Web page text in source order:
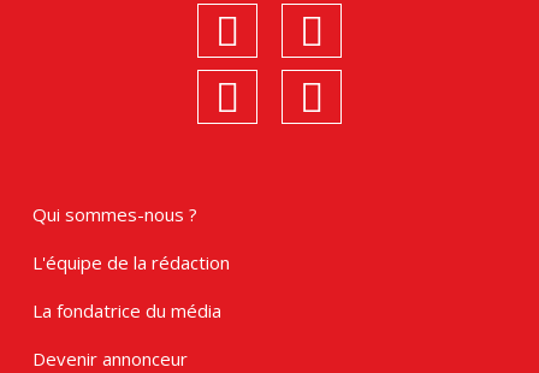
facebook
linkedin
Qui sommes-nous ?
L'équipe de la rédaction
La fondatrice du média
Devenir annonceur